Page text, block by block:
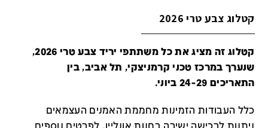
קטלוג צבע טרי 2026
קטלוג זה מציג את כל משתתפי יריד צבע טרי 2026,
שנערך במרכז טכני קרמניצקי, תל אביב, בין
התאריכים 24-29 ביוני.
כלל העבודות הזמינות מחממת האמנים העצמאים